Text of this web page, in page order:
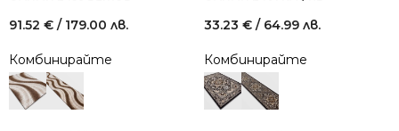
91.52 € / 179.00 лв.
Комбинирайте
33.23 € / 64.99 лв.
Комбинирайте